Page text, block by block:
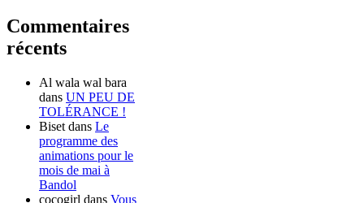
Commentaires
récents
Al wala wal bara
dans UN PEU DE
TOLÉRANCE !
Biset dans Le
programme des
animations pour le
mois de mai à
Bandol
cocogirl dans Vous